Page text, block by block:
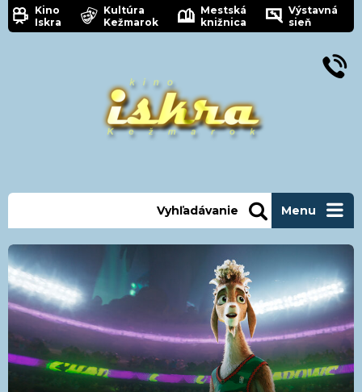
Kino
Iskra
Kultúra
Kežmarok
Mestská
knižnica
Výstavná
sieň
Menu
Vyhľadávanie